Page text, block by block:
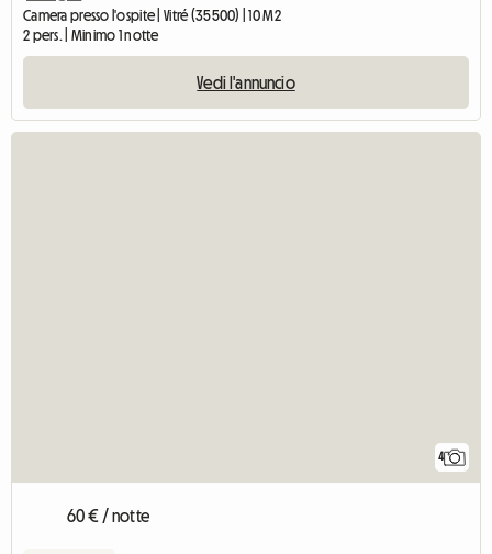
Camera presso l'ospite | Vitré (35500) | 10 M2
2 pers. | Minimo 1 notte
Vedi l'annuncio
4
60 € / notte